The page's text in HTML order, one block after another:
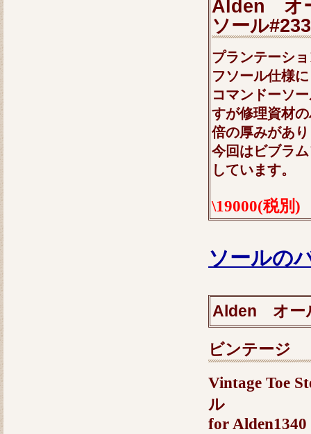
Alden オ
ソール
プランテーシ
フソール仕様
コマンドーソ
すが修理資材
倍の厚みがあ
今回はビブラ
しています。
\19000(税
ソールの
Alden オー
ビンテージ
Vintage Toe
ル
for